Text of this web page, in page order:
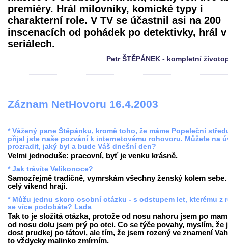
premiéry. Hrál milovníky, komické typy i
charakterní role. V TV se účastnil asi na 200
inscenacích od pohádek po detektivky, hrál v
seriálech.
Petr ŠTĚPÁNEK - kompletní
Záznam NetHovoru 16.4.2003
* Vážený pane Štěpánku, kromě toho, že máme Popeleční
přijal jste naše pozvání k internetovému rohovoru. Můžete na
prozradit, jaký byl a bude Váš dnešní den?
Velmi jednoduše: pracovní, byť je venku krásně.
* Jak trávíte Velikonoce?
Samozřejmě tradičně, vymrskám všechny ženský kolem
celý víkend hraji.
* Můžu jednu skoro osobní otázku - s odstupem let, kterému z
se více podobáte? Lada
Tak to je složitá otázka, protože od nosu nahoru jsem po
od nosu dolu jsem prý po otci. Co se týče povahy, myslím, že
dost prudkej po tátovi, ale tím, že jsem rozený ve znamení
to vždycky malinko zmírním.